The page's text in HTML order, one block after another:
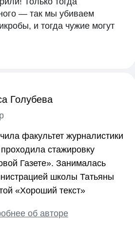
— так мы убиваем
и тогда чужие могут
с точными